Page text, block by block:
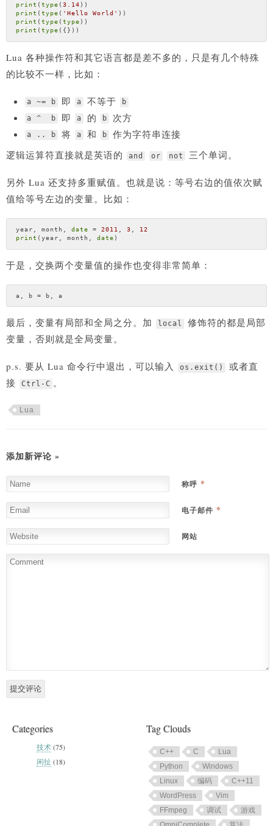
print ( type ( 3.14
print ( type ( 'Hello World'
print ( type ( type
print ( type
Lua 各种操作符和其它语言都是差不多的，只是有几个特殊
的比较不一样，比如：
a ~= b 即 a 不等于
b
a ^ b
即 a 的 b 次方
a .. b 将 a 和 b
作为字符串连接
逻辑运算符直接就是英语的
and or not 三个单词。
另外 Lua 还支持多重赋值。也就是说：等号右边的值依次赋
值给等号左边的变量。比如：
year, month, date = 2011 3
12
print (year, month, date
于是，交换两个变量值的操作也变得非常简单：
最后，变量有局部和全局之分。加 local
修饰符的都是局部
变量，否则就是全局变量。
p.s. 要从 Lua 命令行中退出，可以输入 os.exit()
或者直
接
Ctrl-C 。
Lua
添加新评论 »
称呼 *
电子邮件 *
网站
Categories
技术(75)
闲扯 (18)
Tag Clouds
C++ C
Lua
Python
Windows
Linux
编码
C++11
WordPress
Vim
FFmpeg
调试
游戏